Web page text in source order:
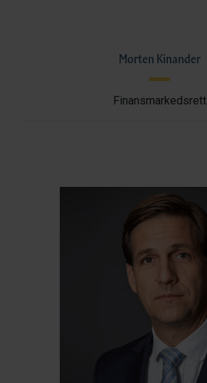
Morten Kinander
Finansmarkedsrett